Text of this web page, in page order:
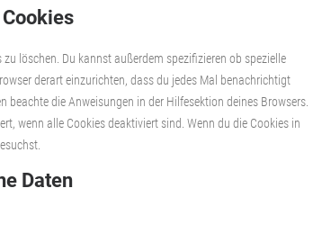
löschen. Du kannst außerdem spezifizieren ob spezielle
derart einzurichten, dass du jedes Mal benachrichtigt
die Anweisungen in der Hilfesektion deines Browsers.
wenn alle Cookies deaktiviert sind. Wenn du die Cookies in
Daten